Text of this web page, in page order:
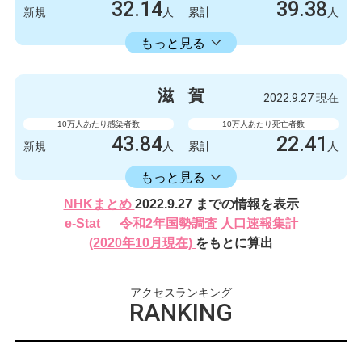
新規 32.14 人 累計 39.38 人
もっと見る
16582.30人
426人 新規
219788 522
滋 賀 2022.9.27 現在
10万人あたり感染者数
新規 43.84人
10万人あたり死亡者数
累計 22.41 人
もっと見る
16406.17人
感染者数
620人
死亡者数
新規
232024人 累計
NHKまとめ 2022.9.27 までの情報を表示
e-Stat
令和2年国勢調査 人口速報集計
(2020年10月現在) をもとに算出
アクセスランキング
RANKING